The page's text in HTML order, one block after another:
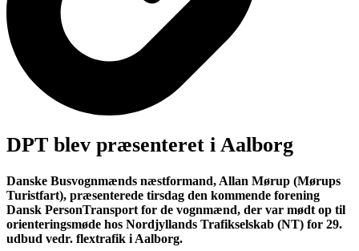
DPT blev præsenteret i Aalborg
Danske Busvognmænds næstformand, Allan Mørup (Mørups
Turistfart), præsenterede tirsdag den kommende forening
Dansk PersonTransport for de vognmænd, der var mødt op til
orienteringsmøde hos Nordjyllands Trafikselskab (NT) for 29.
udbud vedr. flextrafik i Aalborg.